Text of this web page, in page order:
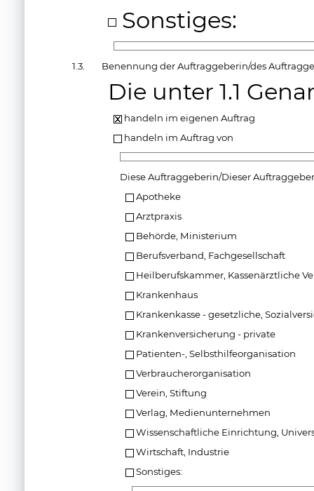
Sonstiges:
1.3. Benennung der Auftraggeberin/des
Die unter 1.1
handeln im eigenen Auftrag
handeln im Auftrag von
Diese Auftraggeberin/Dieser
Apotheke
Arztpraxis
Behörde, Ministerium
Berufsverband, Fachgesellschaft
Heilberufskammer, Kassenärztliche
Krankenhaus
Krankenkasse - gesetzliche,
Krankenversicherung - private
Patienten-, Selbsthilfeorganisation
Verbraucherorganisation
Verein, Stiftung
Verlag, Medienunternehmen
Wissenschaftliche Einrichtung,
Wirtschaft, Industrie
Sonstiges: